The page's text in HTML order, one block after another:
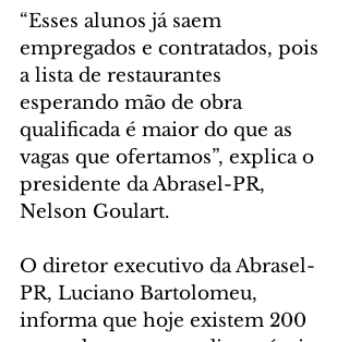
“Esses alunos já saem
empregados e contratados, pois
a lista de restaurantes
esperando mão de obra
qualificada é maior do que as
vagas que ofertamos”, explica o
presidente da Abrasel-PR,
Nelson Goulart.
O diretor executivo da Abrasel-
PR, Luciano Bartolomeu,
informa que hoje existem 200